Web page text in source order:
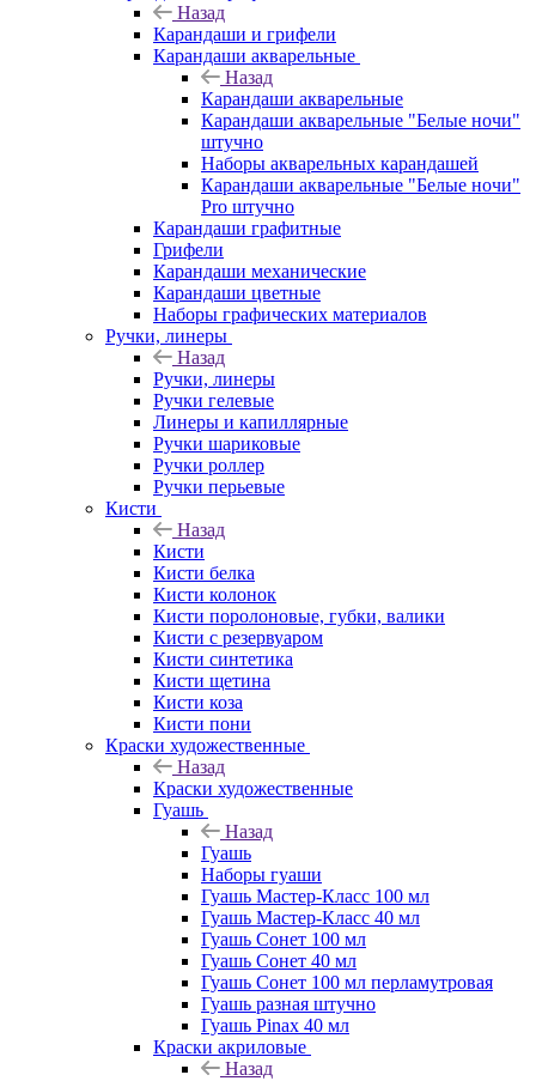
Назад
Карандаши и грифели
Карандаши акварельные
Назад
Карандаши акварельные
Карандаши акварельные "Белые ночи"
штучно
Наборы акварельных карандашей
Карандаши акварельные "Белые ночи"
Pro штучно
Карандаши графитные
Грифели
Карандаши механические
Карандаши цветные
Наборы графических материалов
Ручки, линеры
Назад
Ручки, линеры
Ручки гелевые
Линеры и капиллярные
Ручки шариковые
Ручки роллер
Ручки перьевые
Кисти
Назад
Кисти
Кисти белка
Кисти колонок
Кисти поролоновые, губки, валики
Кисти с резервуаром
Кисти синтетика
Кисти щетина
Кисти коза
Кисти пони
Краски художественные
Назад
Краски художественные
Гуашь
Назад
Гуашь
Наборы гуаши
Гуашь Мастер-Класс 100 мл
Гуашь Мастер-Класс 40 мл
Гуашь Сонет 100 мл
Гуашь Сонет 40 мл
Гуашь Сонет 100 мл перламутровая
Гуашь разная штучно
Гуашь Pinax 40 мл
Краски акриловые
Назад